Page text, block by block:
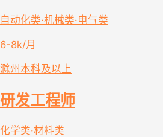
自动化类·机械类·电气类
6-8k/月
滁州 本科及以上
研发工程师
化学类·材料类